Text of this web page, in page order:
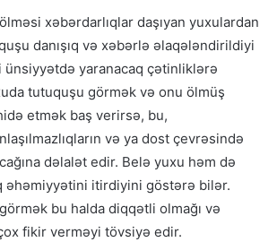
xəbərdarlıqlar daşıyan yuxulardan
danışıq və xəbərlə əlaqələndirildiyi
ünsiyyətdə yaranacaq çətinliklərə
tutuquşu görmək və onu ölmüş
etmək baş verirsə, bu,
və ya dost çevrəsində
dəlalət edir. Belə yuxu həm də
əhəmiyyətini itirdiyini göstərə bilər.
bu halda diqqətli olmağı və
fikir verməyi tövsiyə edir.